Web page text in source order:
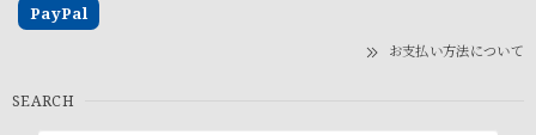
PayPal
お支払い方法について
SEARCH